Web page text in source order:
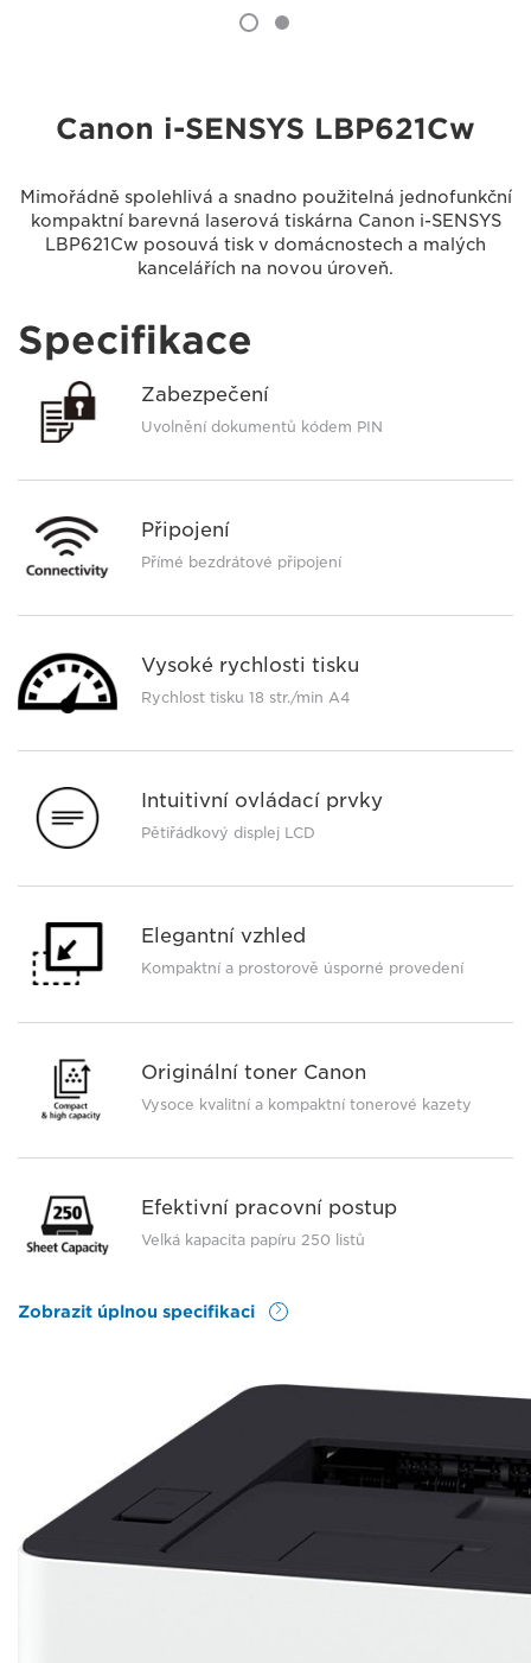
Canon i-SENSYS LBP621Cw
Mimořádně spolehlivá a snadno použitelná jednofunkční
kompaktní barevná laserová tiskárna Canon i-SENSYS
LBP621Cw posouvá tisk v domácnostech a malých
kancelářích na novou úroveň.
Specifikace
Zabezpečení
Uvolnění dokumentů kódem PIN
Připojení
Přímé bezdrátové připojení
Vysoké rychlosti tisku
Rychlost tisku 18 str./min A4
Intuitivní ovládací prvky
Pětiřádkový displej LCD
Elegantní vzhled
Kompaktní a prostorově úsporné provedení
Originální toner Canon
Vysoce kvalitní a kompaktní tonerové kazety
Efektivní pracovní postup
Velká kapacita papíru 250 listů
Zobrazit úplnou specifikaci